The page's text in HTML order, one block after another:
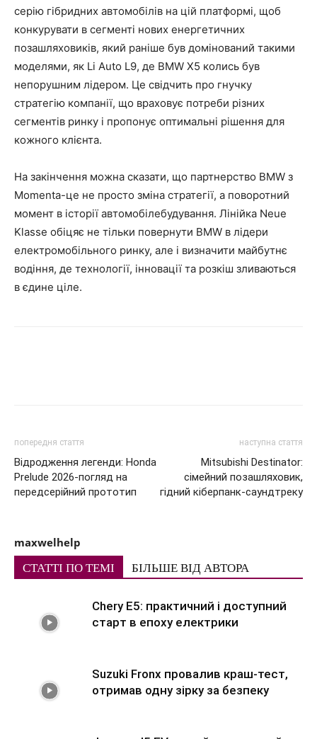
серію гібридних автомобілів на цій платформі, щоб
конкурувати в сегменті нових енергетичних
позашляховиків, який раніше був домінований такими
моделями, як Li Auto L9, де BMW X5 колись був
непорушним лідером. Це свідчить про гнучку
стратегію компанії, що враховує потреби різних
сегментів ринку і пропонує оптимальні рішення для
кожного клієнта.
На закінчення можна сказати, що партнерство BMW з
Momenta-це не просто зміна стратегії, а поворотний
момент в історії автомобілебудування. Лінійка Neue
Klasse обіцяє не тільки повернути BMW в лідери
електромобільного ринку, але і визначити майбутнє
водіння, де технології, інновації та розкіш зливаються
в єдине ціле.
попередня стаття
Відродження легенди: Honda
Prelude 2026-погляд на
передсерійний прототип
наступна стаття
Mitsubishi Destinator:
сімейний позашляховик,
гідний кіберпанк-саундтреку
maxwelhelp
СТАТТІ ПО ТЕМІ БІЛЬШЕ ВІД АВТОРА
Chery E5: практичний і доступний
старт в епоху електрики
Suzuki Fronx провалив краш-тест,
отримав одну зірку за безпеку